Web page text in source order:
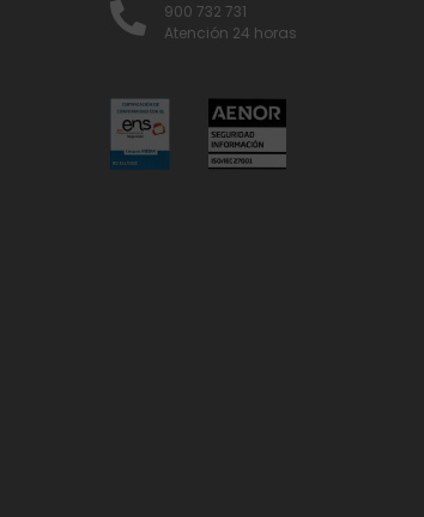
900 732 731
Atención 24 horas